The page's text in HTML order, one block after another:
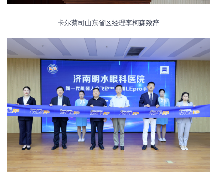
卡尔蔡司山东省区经理李柯森致辞